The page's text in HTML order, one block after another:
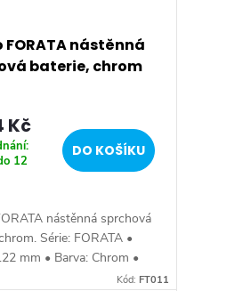
FORATA nástěnná
baterie, chrom
Kč
12
DO KOŠÍKU
nástěnná sprchová
Série: FORATA •
mm • Barva: Chrom •
Mosaz • Tvar: Hranaté •
Kód: FT011